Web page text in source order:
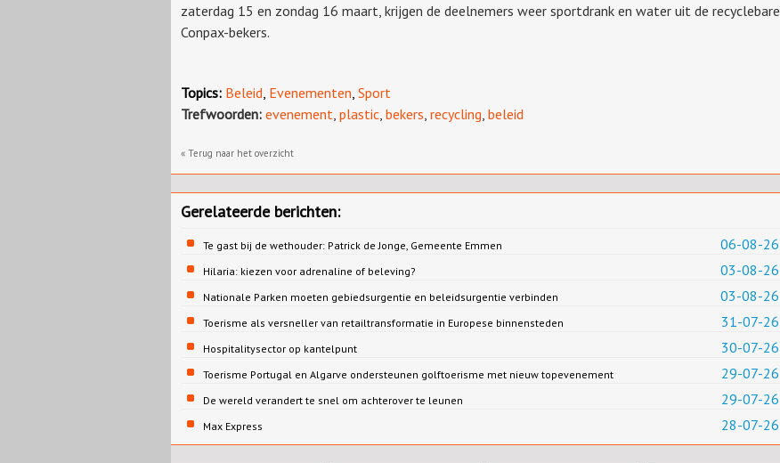
zaterdag 15 en zondag 16 maart, krijgen de deelnemers weer sportdrank en water uit de recyclebare
Conpax-bekers.
Topics: Beleid Evenementen Sport
Trefwoorden: evenement plastic bekers recycling beleid
« Terug naar het overzicht
Gerelateerde berichten:
06-08-26
Te gast bij de wethouder: Patrick de Jonge, Gemeente Emmen
03-08-26
Hilaria: kiezen voor adrenaline of beleving?
03-08-26
Nationale Parken moeten gebiedsurgentie en beleidsurgentie verbinden
31-07-26
Toerisme als versneller van retailtransformatie in Europese binnensteden
30-07-26
Hospitalitysector op kantelpunt
29-07-26
Toerisme Portugal en Algarve ondersteunen golftoerisme met nieuw topevenement
29-07-26
De wereld verandert te snel om achterover te leunen
28-07-26
Max Express